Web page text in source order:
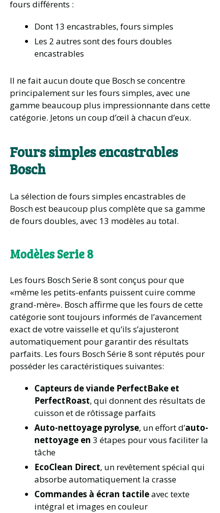
fours différents :
Dont 13 encastrables, fours simples
Les 2 autres sont des fours doubles
encastrables
Il ne fait aucun doute que Bosch se concentre
principalement sur les fours simples, avec une
gamme beaucoup plus impressionnante dans cette
catégorie. Jetons un coup d’œil à chacun d’eux.
Fours simples encastrables
Bosch
La sélection de fours simples encastrables de
Bosch est beaucoup plus complète que sa gamme
de fours doubles, avec 13 modèles au total.
Modèles Serie 8
Les fours Bosch Serie 8 sont conçus pour que
«même les petits-enfants puissent cuire comme
grand-mère». Bosch affirme que les fours de cette
catégorie sont toujours informés de l’avancement
exact de votre vaisselle et qu’ils s’ajusteront
automatiquement pour garantir des résultats
parfaits. Les fours Bosch Série 8 sont réputés pour
posséder les caractéristiques suivantes:
Capteurs de viande PerfectBake et
PerfectRoast, qui donnent des résultats de
cuisson et de rôtissage parfaits
Auto-nettoyage pyrolyse, un effort d’auto-
nettoyage en 3 étapes pour vous faciliter la
tâche
EcoClean Direct, un revêtement spécial qui
absorbe automatiquement la crasse
Commandes à écran tactileavec texte
intégral et images en couleur